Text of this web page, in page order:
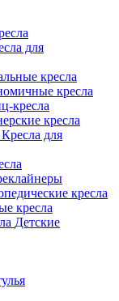
для
кресла
кресла
кресла
кресла
Кресла для
кресла
кресла
Детские